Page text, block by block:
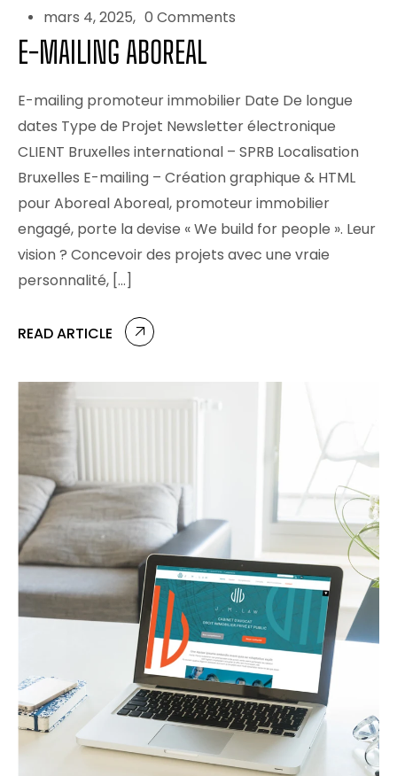
mars 4, 2025 0 Comments
E-MAILING ABOREAL
E-mailing promoteur immobilier Date De longue
dates Type de Projet Newsletter électronique
CLIENT Bruxelles international – SPRB Localisation
Bruxelles E-mailing – Création graphique & HTML
pour Aboreal Aboreal, promoteur immobilier
engagé, porte la devise « We build for people ». Leur
vision ? Concevoir des projets avec une vraie
personnalité, […]
READ ARTICLE